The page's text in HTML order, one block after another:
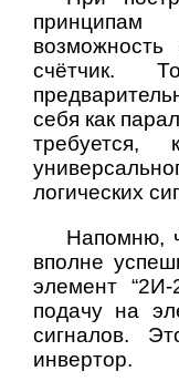
возможность
счётчик.
себя как
логических
Напомню,
вполне
элемент “2И-
подачу на
сигналов.
инвертор.